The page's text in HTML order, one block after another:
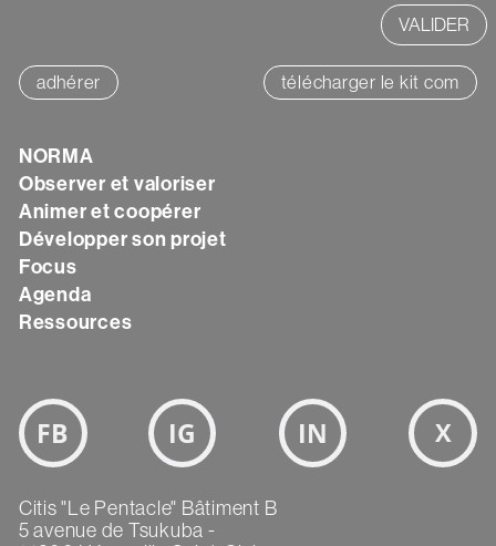
adhérer télécharger le kit com
Texte
NORMA
Observer et valoriser
Animer et coopérer
Développer son projet
Focus
Agenda
Ressources
Bloc
Réseaux
Texte
Citis "Le Pentacle" Bâtiment B
5 avenue de Tsukuba -